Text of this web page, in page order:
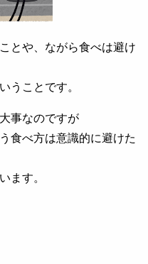
とや、ながら食べは避け
うことです。
事なのですが
食べ方は意識的に避けた
ます。